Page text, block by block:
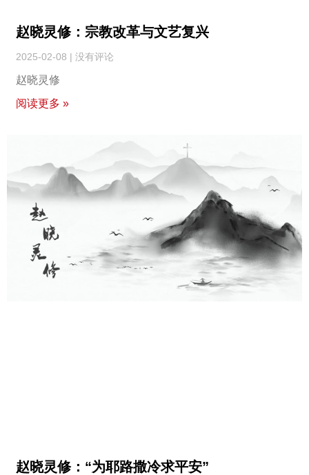
赵晓灵修：宗教改革与文艺复兴
2025-02-08 没有评论
赵晓灵修
阅读更多 »
赵晓灵修：“为耶路撒冷求平安”